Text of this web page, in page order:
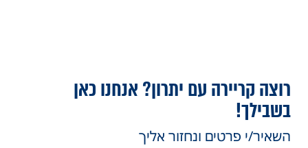
קריירה עם יתרון? אנחנו כאן
י פרטים ונחזור אליך